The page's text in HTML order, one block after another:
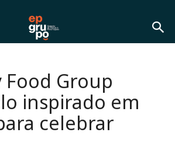
Food Group
inspirado em
celebrar